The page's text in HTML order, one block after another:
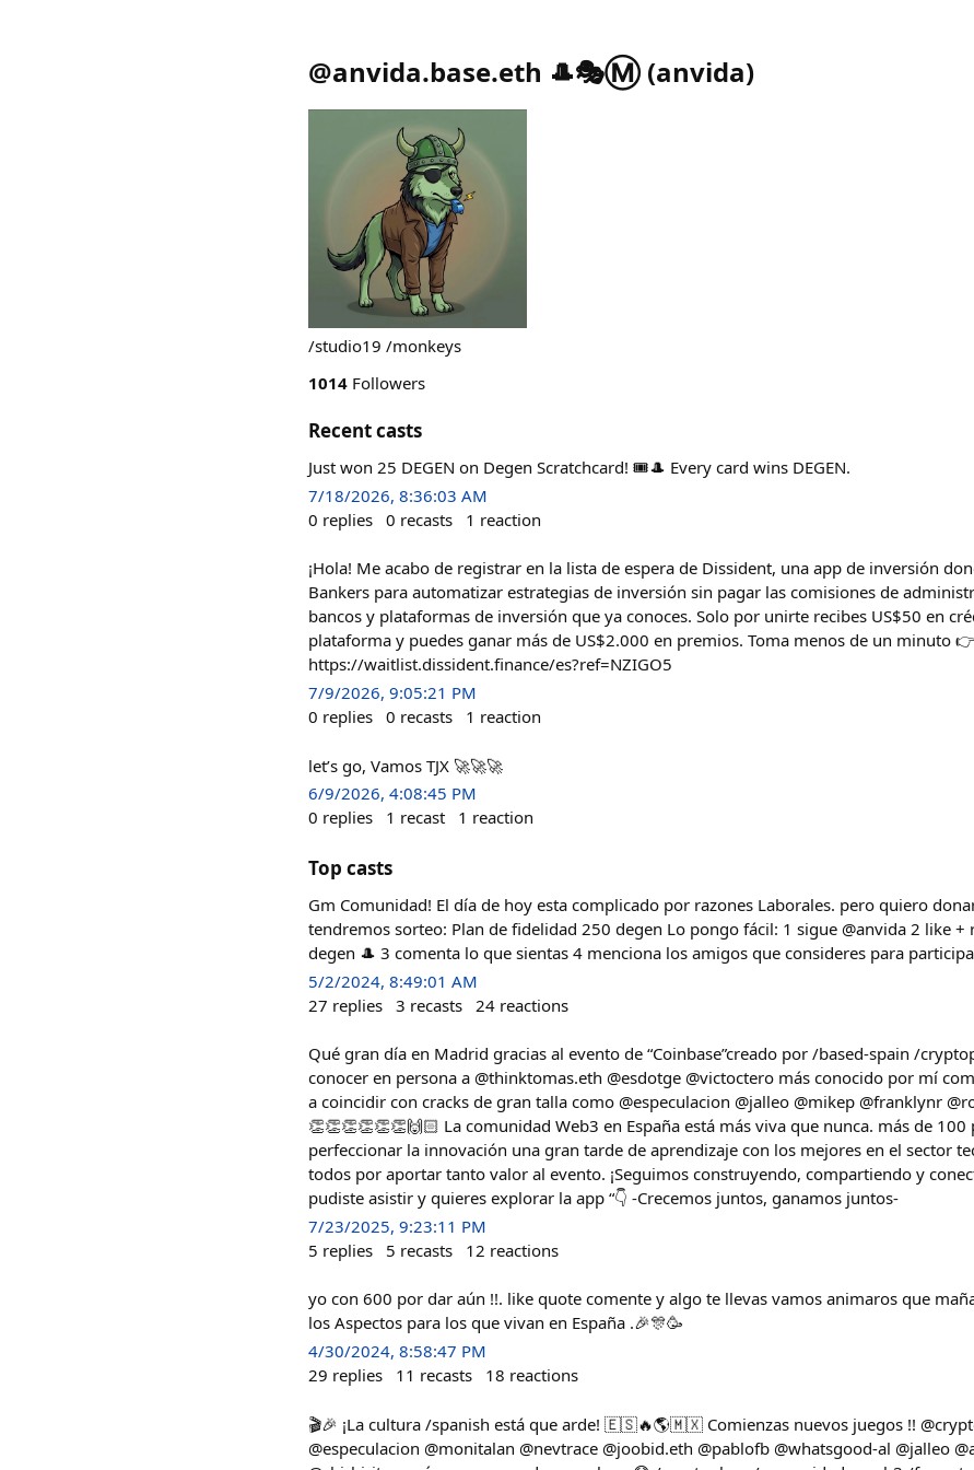
@anvida.base.eth 🎩🎭Ⓜ️ (anvida)
/studio19 /monkeys
1014 Followers
Recent casts
Just won 25 DEGEN on Degen Scratchcard! 🎟️🎩 Every card wins DEGEN.
7/18/2026, 8:36:03 AM
0 replies 0 recasts 1 reaction
¡Hola! Me acabo de registrar en la lista de espera de Dissident, una app de inversión
Bankers para automatizar estrategias de inversión sin pagar las comisiones de
bancos y plataformas de inversión que ya conoces. Solo por unirte recibes US$50 en
plataforma y puedes ganar más de US$2.000 en premios. Toma menos de un minuto 👉
https://waitlist.dissident.finance/es?ref=NZIGO5
7/9/2026, 9:05:21 PM
0 replies 0 recasts 1 reaction
let’s go, Vamos TJX 🚀🚀🚀
6/9/2026, 4:08:45 PM
0 replies 1 recast 1 reaction
Top casts
Gm Comunidad! El día de hoy esta complicado por razones Laborales. pero quiero
tendremos sorteo: Plan de fidelidad 250 degen Lo pongo fácil: 1 sigue @anvida 2 like +
degen 🎩 3 comenta lo que sientas 4 menciona los amigos que consideres para
5/2/2024, 8:49:01 AM
27 replies 3 recasts 24 reactions
Qué gran día en Madrid gracias al evento de “Coinbase”creado por /based-spain /
conocer en persona a @thinktomas.eth @esdotge @victoctero más conocido por mí
a coincidir con cracks de gran talla como @especulacion @jalleo @mikep @franklynr
👏👏👏👏👏👏🙌🏻 La comunidad Web3 en España está más viva que nunca. más de 100
perfeccionar la innovación una gran tarde de aprendizaje con los mejores en el sector
todos por aportar tanto valor al evento. ¡Seguimos construyendo, compartiendo y
pudiste asistir y quieres explorar la app “👇 -Crecemos juntos, ganamos juntos-
7/23/2025, 9:23:11 PM
5 replies 5 recasts 12 reactions
yo con 600 por dar aún !!. like quote comente y algo te llevas vamos animaros que
los Aspectos para los que vivan en España .🎉🎊🥳
4/30/2024, 8:58:47 PM
29 replies 11 recasts 18 reactions
🎬🎉 ¡La cultura /spanish está que arde! 🇪🇸🔥🌎🇲🇽 Comienzas nuevos juegos !!
@especulacion @monitalan @nevtrace @joobid.eth @pablofb @whatsgood-al @jalleo